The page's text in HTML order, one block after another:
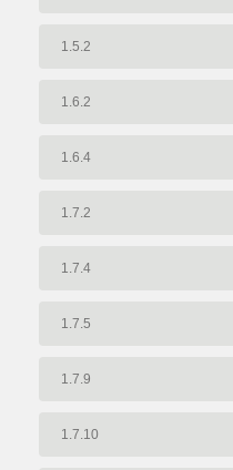
1.5.2
1.6.2
1.6.4
1.7.2
1.7.4
1.7.5
1.7.9
1.7.10